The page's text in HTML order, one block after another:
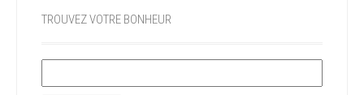
TROUVEZ VOTRE BONHEUR